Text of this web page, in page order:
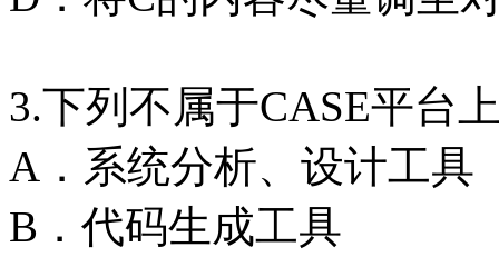
3.下列不属于CASE平台
A．系统分析、设计工具
B．代码生成工具